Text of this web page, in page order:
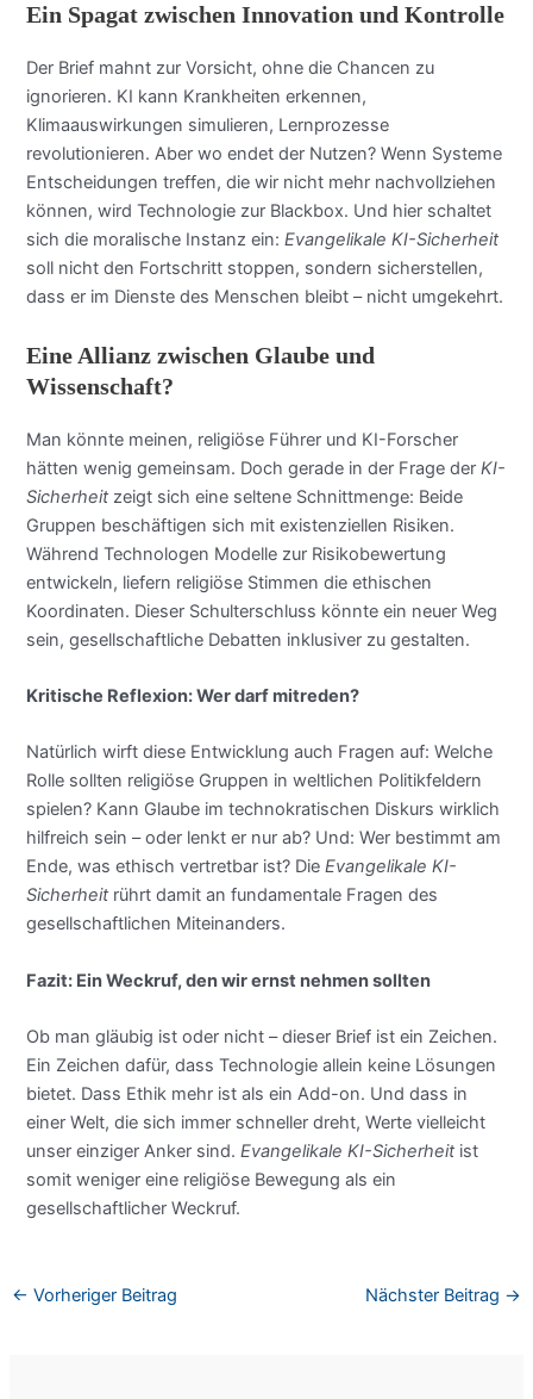
Ein Spagat zwischen Innovation und Kontrolle
Der Brief mahnt zur Vorsicht, ohne die Chancen zu
ignorieren. KI kann Krankheiten erkennen,
Klimaauswirkungen simulieren, Lernprozesse
revolutionieren. Aber wo endet der Nutzen? Wenn Systeme
Entscheidungen treffen, die wir nicht mehr nachvollziehen
können, wird Technologie zur Blackbox. Und hier schaltet
sich die moralische Instanz ein:Evangelikale KI-Sicherheit
soll nicht den Fortschritt stoppen, sondern sicherstellen,
dass er im Dienste des Menschen bleibt – nicht umgekehrt.
Eine Allianz zwischen Glaube und
Wissenschaft?
Man könnte meinen, religiöse Führer und KI-Forscher
hätten wenig gemeinsam. Doch gerade in der Frage derKI-
Sicherheitzeigt sich eine seltene Schnittmenge: Beide
Gruppen beschäftigen sich mit existenziellen Risiken.
Während Technologen Modelle zur Risikobewertung
entwickeln, liefern religiöse Stimmen die ethischen
Koordinaten. Dieser Schulterschluss könnte ein neuer Weg
sein, gesellschaftliche Debatten inklusiver zu gestalten.
Kritische Reflexion: Wer darf mitreden?
Natürlich wirft diese Entwicklung auch Fragen auf: Welche
Rolle sollten religiöse Gruppen in weltlichen Politikfeldern
spielen? Kann Glaube im technokratischen Diskurs wirklich
hilfreich sein – oder lenkt er nur ab? Und: Wer bestimmt am
Ende, was ethisch vertretbar ist? DieEvangelikale KI-
Sicherheitrührt damit an fundamentale Fragen des
gesellschaftlichen Miteinanders.
Fazit: Ein Weckruf, den wir ernst nehmen sollten
Ob man gläubig ist oder nicht – dieser Brief ist ein Zeichen.
Ein Zeichen dafür, dass Technologie allein keine Lösungen
bietet. Dass Ethik mehr ist als ein Add-on. Und dass in
einer Welt, die sich immer schneller dreht, Werte vielleicht
unser einziger Anker sind.Evangelikale KI-Sicherheitist
somit weniger eine religiöse Bewegung als ein
gesellschaftlicher Weckruf.
← Vorheriger Beitrag Nächster Beitrag →